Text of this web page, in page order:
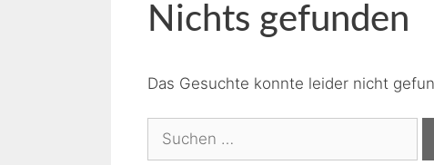
Nichts gefunden
Das Gesuchte konnte leider nicht